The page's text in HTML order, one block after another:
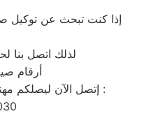
إذا كنت تبحث عن توكيل
لذلك اتصل بنا
أرقام
إتصل الآن ليصلكم مهندس الصيانة على الأرقام التالية :